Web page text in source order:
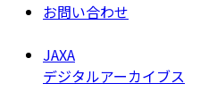
お問い合わせ
JAXA
デジタルアーカイブス